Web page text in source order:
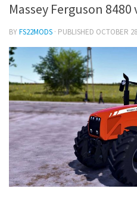
Massey Ferguson 8480
BYFS22MODS · PUBLISHED OCTOBER